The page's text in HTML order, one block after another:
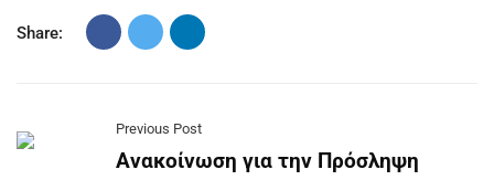
Share:
Previous Post
Ανακοίνωση για την Πρόσληψη